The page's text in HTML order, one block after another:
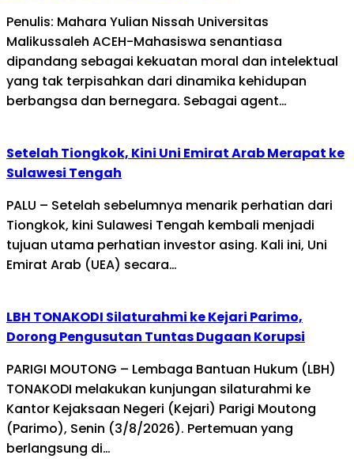
Penulis: Mahara Yulian Nissah Universitas
Malikussaleh ACEH-Mahasiswa senantiasa
dipandang sebagai kekuatan moral dan intelektual
yang tak terpisahkan dari dinamika kehidupan
berbangsa dan bernegara. Sebagai agent…
Setelah Tiongkok, Kini Uni Emirat Arab Merapat ke
Sulawesi Tengah
PALU – Setelah sebelumnya menarik perhatian dari
Tiongkok, kini Sulawesi Tengah kembali menjadi
tujuan utama perhatian investor asing. Kali ini, Uni
Emirat Arab (UEA) secara…
LBH TONAKODI Silaturahmi ke Kejari Parimo,
Dorong Pengusutan Tuntas Dugaan Korupsi
PARIGI MOUTONG – Lembaga Bantuan Hukum (LBH)
TONAKODI melakukan kunjungan silaturahmi ke
Kantor Kejaksaan Negeri (Kejari) Parigi Moutong
(Parimo), Senin (3/8/2026). Pertemuan yang
berlangsung di…